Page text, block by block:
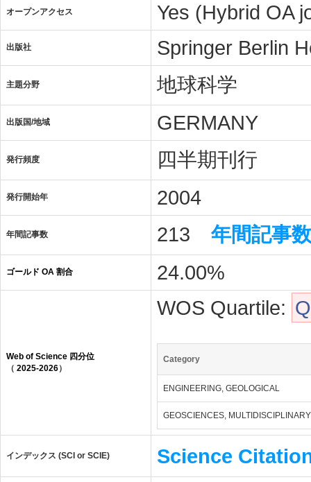
- Landslide disasters in urban areas
- Landslides and natural resources
- Land development and land-use
- Temporal and spatial prediction of
- Global landslide database
オープンアクセス Yes (Hybrid OA
出版社 Springer Berlin
主題分野 地球科学
出版国/地域 GERMANY
発行頻度 四半期刊行
発行開始年 2004
年間記事数 213 年間記事
ゴールド OA 割合 24.00%
Web of Science 四分位
（ 2025-2026）
WOS Quartile:
Category
ENGINEERING, GEOLOGICAL
GEOSCIENCES, MULTIDISCIPLINARY
インデックス (SCI or SCIE) Science